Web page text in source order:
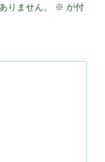
りません。 ※ が付